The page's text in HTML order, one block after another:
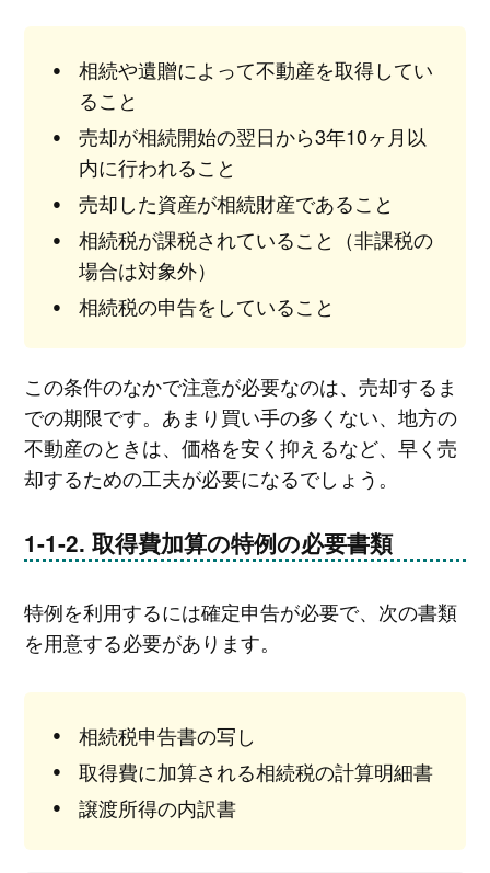
相続や遺贈によって不動産を取得してい
ること
売却が相続開始の翌日から3年10ヶ月以
内に行われること
売却した資産が相続財産であること
相続税が課税されていること（非課税の
場合は対象外）
相続税の申告をしていること
この条件のなかで注意が必要なのは、売却するま
での期限です。あまり買い手の多くない、地方の
不動産のときは、価格を安く抑えるなど、早く売
却するための工夫が必要になるでしょう。
取得費加算の特例の必要書類
特例を利用するには確定申告が必要で、次の書類
を用意する必要があります。
相続税申告書の写し
取得費に加算される相続税の計算明細書
譲渡所得の内訳書